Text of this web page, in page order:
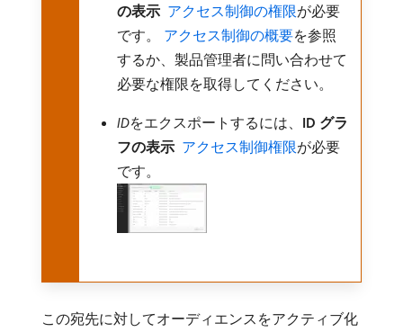
の表示 ​ アクセス制御の権限が必要
です。 アクセス制御の概要を参照
するか、製品管理者に問い合わせて
必要な権限を取得してください。
ID​をエクスポートするには、 ID グラ
フの表示 ​ アクセス制御権限が必要
です。
この宛先に対してオーディエンスをアクティブ化